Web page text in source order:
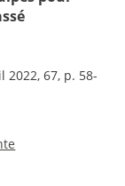
2022, 67, p. 58-